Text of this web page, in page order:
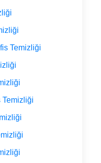
Temizliği
Temizliği